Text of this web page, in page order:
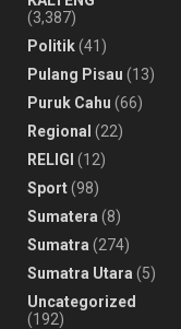
(3,387)
Politik(41)
Pulang Pisau (13)
Puruk Cahu (66)
Regional (22)
RELIGI (12)
Sport(98)
Sumatera (8)
Sumatra (274)
Sumatra Utara (5)
Uncategorized
(192)